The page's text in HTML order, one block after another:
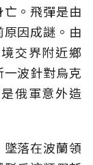
。飛彈是由
因成謎。由
交界附近鄉
波針對烏克
俄軍意外造
落在波蘭領